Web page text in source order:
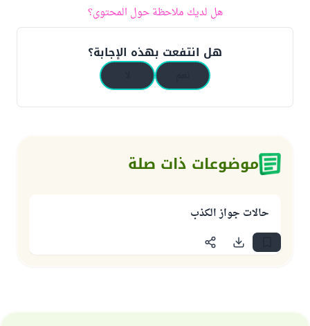
هل لديك ملاحظة حول المحتوى؟
هل انتفعت بهذه الإجابة؟
موضوعات ذات صلة
حالات جواز الكذب